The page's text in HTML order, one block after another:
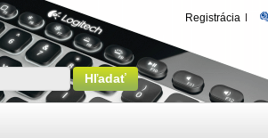
Registrácia